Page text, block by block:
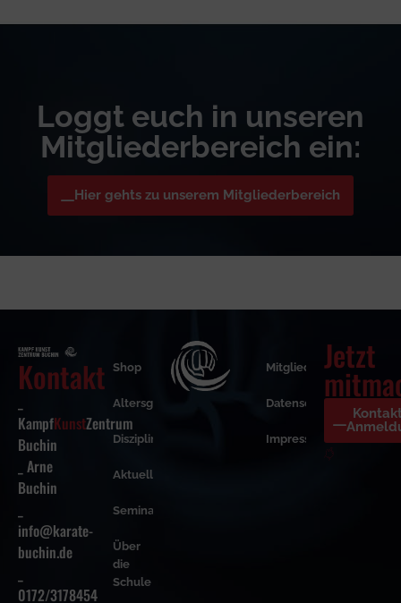
Loggt euch in unseren
Mitgliederbereich ein:
Hier gehts zu unserem Mitgliederbereich
Kontakt
KampfKunstZentrum
Buchin
_ Arne
Buchin
info@karate-
buchin.de
0172/3178454
Shop
Altersgruppen
Disziplinen
Aktuelles
Seminare
Über
die
Schule
Mitgliederbereich
Datenschutzerklärung
Impressum
Jetzt